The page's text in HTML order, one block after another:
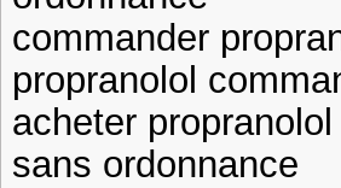
commander
propranolol
acheter
sans ordonnance